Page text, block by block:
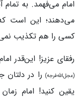
امام می‌فهمد. به
می‌دهند؛ این است
کسی را هم تکذیب
رفقای عزیز! این‌قدر
(عجل‌الله‌فرجه) را در دلتان
یقین کنید! امام